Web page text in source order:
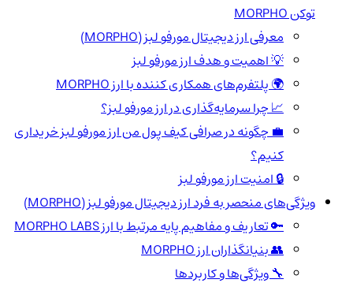
توکن MORPHO
معرفی ارز دیجیتال مورفو لبز (MORPHO)
💡 اهمیت و هدف ارز مورفو لبز
🌍 پلتفرم‌های همکاری کننده با ارز MORPHO
📈 چرا سرمایه‌گذاری در ارز مورفو لبز؟
💼 چگونه در صرافی کیف پول من ارز مورفو لبز خریداری
کنیم؟
🔒 امنیت ارز مورفو لبز
ویژگی‌های منحصر به فرد ارز دیجیتال مورفو لبز (MORPHO)
🔑 تعاریف و مفاهیم پایه مرتبط با ارز MORPHO LABS
👥 بنیانگذاران ارز MORPHO
🔧 ویژگی‌ها و کاربردها